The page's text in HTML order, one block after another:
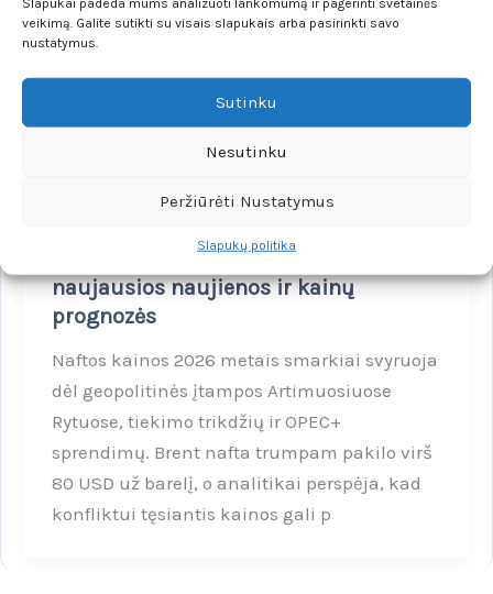
veikimą. Galite sutikti su visais slapukais arba pasirinkti savo
nustatymus.
Sutinku
Nesutinku
Peržiūrėti Nustatymus
Slapukų politika
2026-03-02
Naftos rinka 2026: dabartinė situacija,
naujausios naujienos ir kainų
prognozės
Naftos kainos 2026 metais smarkiai svyruoja
dėl geopolitinės įtampos Artimuosiuose
Rytuose, tiekimo trikdžių ir OPEC+
sprendimų. Brent nafta trumpam pakilo virš
80 USD už barelį, o analitikai perspėja, kad
konfliktui tęsiantis kainos gali p